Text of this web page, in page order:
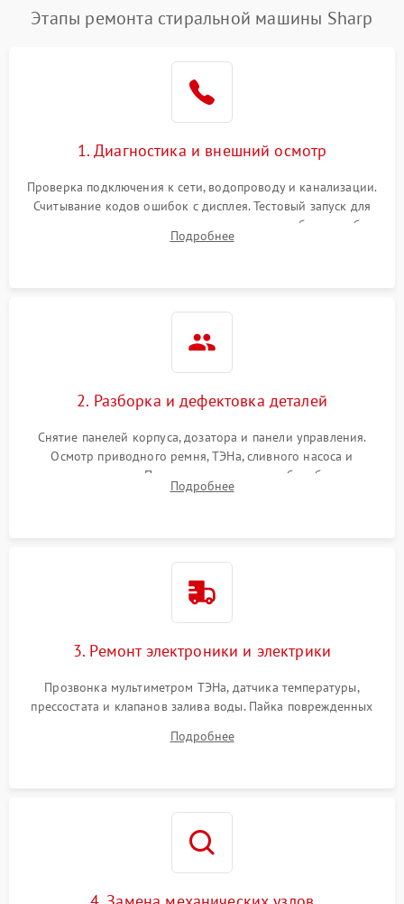
Замена платы управления Подробнее →
Этапы ремонта стиральной машины Sharp
1. Диагностика и внешний осмотр
Проверка подключения к сети, водопроводу и канализации.
Считывание кодов ошибок с дисплея. Тестовый запуск для
выявления посторонних шумов, протечек или сбоев в работе
электронного модуля управления.
Подробнее
2. Разборка и дефектовка деталей
Снятие панелей корпуса, дозатора и панели управления.
Осмотр приводного ремня, ТЭНа, сливного насоса и
амортизаторов. Проверка подшипников барабана и
крестовины на износ, а манжеты люка на разрывы.
Подробнее
3. Ремонт электроники и электрики
Прозвонка мультиметром ТЭНа, датчика температуры,
прессостата и клапанов залива воды. Пайка поврежденных
Восстановление целостности проводки и контактов.
Подробнее